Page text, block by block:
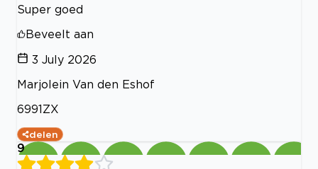
Super goed
Beveelt aan
3 July 2026
Marjolein Van den Eshof
6991ZX
delen
9